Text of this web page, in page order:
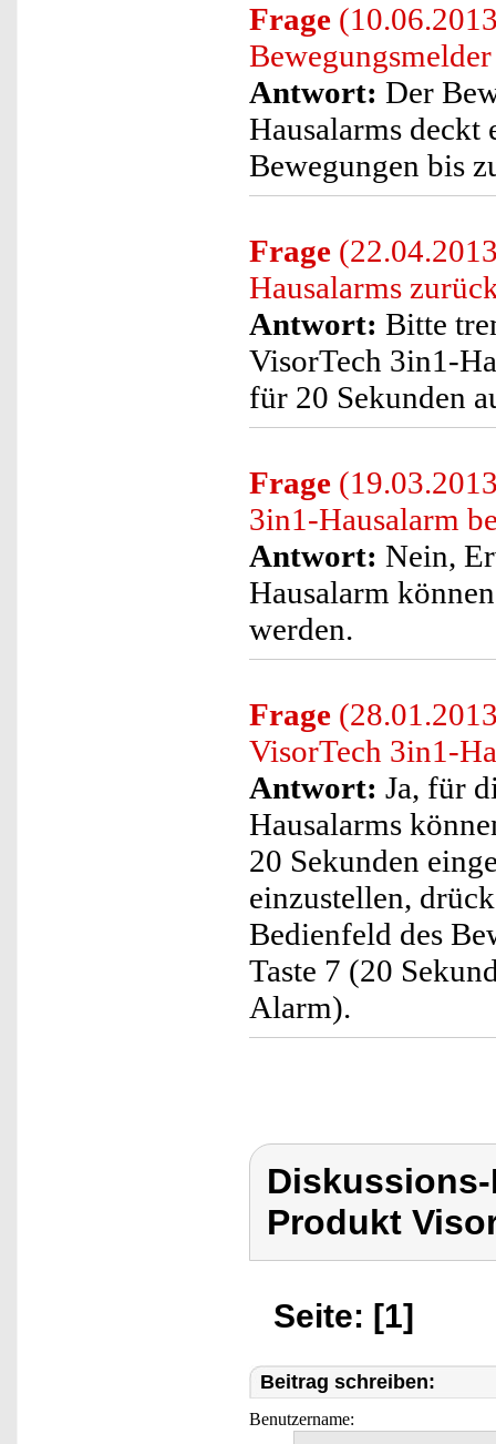
Frage
Antwort: Der
Hausalarms deckt
Bewegungen bis
Frage
Hausalarms
Antwort: Bitte
VisorTech 3in1-
für 20 Sekunden
Frage
3in1-Hausalarm
Antwort: Nein,
Hausalarm
werden.
Frage
VisorTech 3in1-
Antwort: Ja, für
Hausalarms
20 Sekunden
einzustellen,
Bedienfeld des
Taste 7 (20
Alarm).
Produkt
Seite: [1]
Beitrag schreiben:
Benutzername: